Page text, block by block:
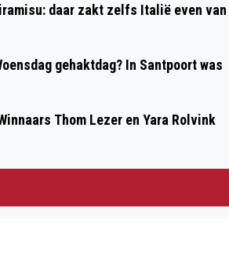
daar zakt zelfs Italië even van
gehaktdag? In Santpoort was
Thom Lezer en Yara Rolvink